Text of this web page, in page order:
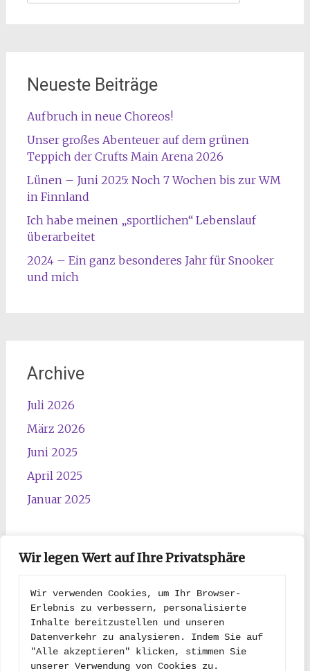
Wir legen Wert auf Ihre Privatsphäre
Wir verwenden Cookies, um Ihr Browser-
Erlebnis zu verbessern, personalisierte
Inhalte bereitzustellen und unseren
Datenverkehr zu analysieren. Indem Sie auf
"Alle akzeptieren" klicken, stimmen Sie
unserer Verwendung von Cookies zu.
Neueste Beiträge
Aufbruch in neue Choreos!
Unser großes Abenteuer auf dem grünen
Teppich der Crufts Main Arena 2026
Lünen – Juni 2025: Noch 7 Wochen bis zur WM
in Finnland
Ich habe meinen „sportlichen“ Lebenslauf
überarbeitet
2024 – Ein ganz besonderes Jahr für Snooker
und mich
Archive
Juli 2026
März 2026
Juni 2025
April 2025
Januar 2025
Kategorien
Kategorien